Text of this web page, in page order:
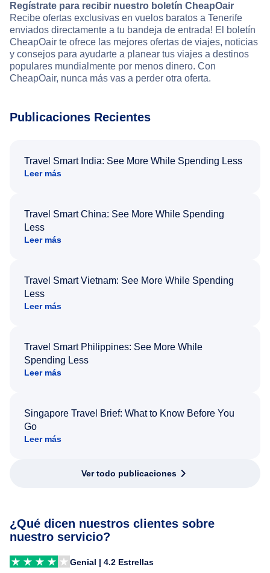
Regístrate para recibir nuestro boletín CheapOair
Recibe ofertas exclusivas en vuelos baratos a Tenerife
enviados directamente a tu bandeja de entrada! El boletín
CheapOair te ofrece las mejores ofertas de viajes, noticias
y consejos para ayudarte a planear tus viajes a destinos
populares mundialmente por menos dinero. Con
CheapOair, nunca más vas a perder otra oferta.
Publicaciones Recientes
Travel Smart India: See More While Spending Less
Leer más
Travel Smart China: See More While Spending
Less
Leer más
Travel Smart Vietnam: See More While Spending
Less
Leer más
Travel Smart Philippines: See More While
Spending Less
Leer más
Singapore Travel Brief: What to Know Before You
Go
Leer más
Ver todo publicaciones
¿Qué dicen nuestros clientes sobre
nuestro servicio?
Genial | 4.2 Estrellas